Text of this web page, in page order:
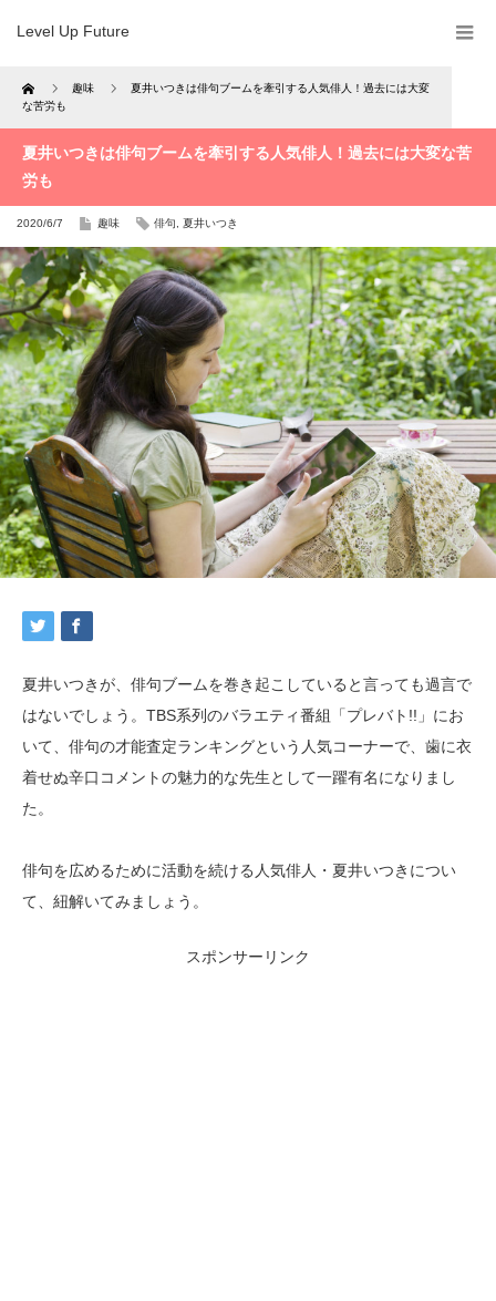
Level Up Future
Home 趣味
夏井いつきは俳句ブームを牽引する人気俳人！過去には大変
な苦労も
夏井いつきは俳句ブームを牽引する人気俳人！過去には大変な苦
労も
2020/6/7 趣味 俳句 夏井いつき
夏井いつきが、俳句ブームを巻き起こしていると言っても過言で
はないでしょう。TBS系列のバラエティ番組「プレバト!!」にお
いて、俳句の才能査定ランキングという人気コーナーで、歯に衣
着せぬ辛口コメントの魅力的な先生として一躍有名になりまし
た。
俳句を広めるために活動を続ける人気俳人・夏井いつきについ
て、紐解いてみましょう。
スポンサーリンク